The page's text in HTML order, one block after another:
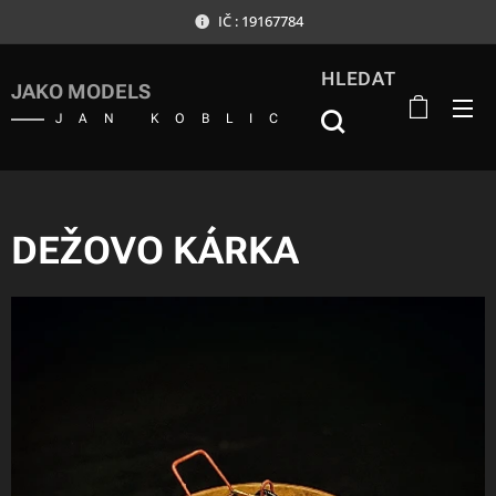
IČ : 19167784
JAKO MODELS
JAN KOBLIC
HLEDAT
DEŽOVO KÁRKA